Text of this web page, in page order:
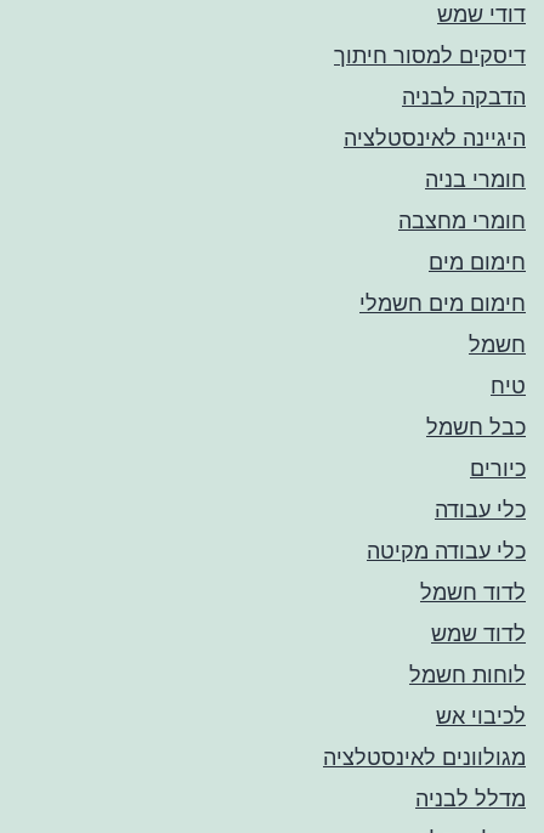
דודי שמש
דיסקים למסור חיתוך
הדבקה לבניה
היגיינה לאינסטלציה
חומרי בניה
חומרי מחצבה
חימום מים
חימום מים חשמלי
חשמל
טיח
כבל חשמל
כיורים
כלי עבודה
כלי עבודה מקיטה
לדוד חשמל
לדוד שמש
לוחות חשמל
לכיבוי אש
מגולוונים לאינסטלציה
מדלל לבניה